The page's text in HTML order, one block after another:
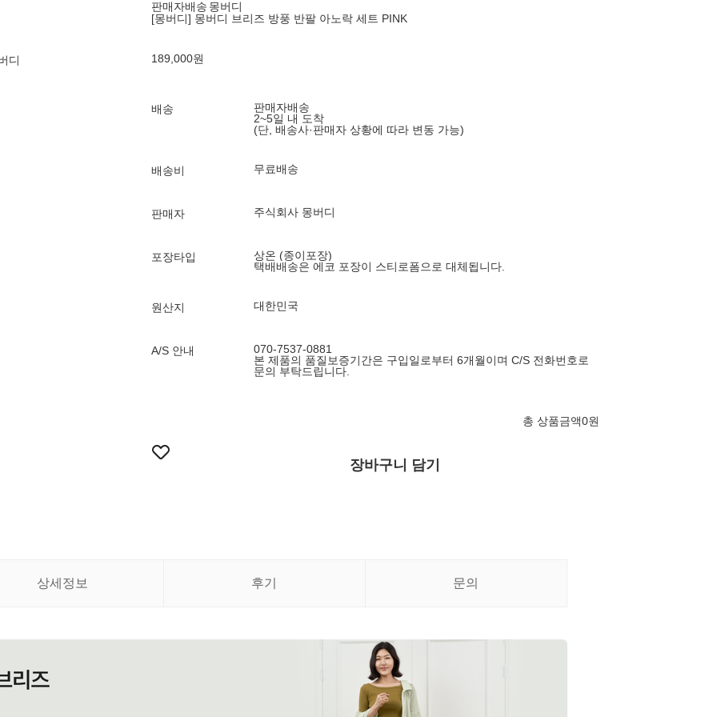
디
판매자배송 몽버디
[몽버디] 몽버디 브리즈 방풍 반팔 아노락 세트 PINK
189,000원
배송
판매자배송
2~5일 내 도착
(단, 배송사·판매자 상황에 따라 변동 가능)
배송비 무료배송
판매자 주식회사 몽버디
포장타입
상온 (종이포장)
택배배송은 에코 포장이 스티로폼으로 대체됩니다.
원산지 대한민국
A/S 안내
070-7537-0881
본 제품의 품질보증기간은 구입일로부터 6개월이며 C/S 전화번호로
문의 부탁드립니다.
총 상품금액0원
장바구니 담기
상세정보 후기 문의